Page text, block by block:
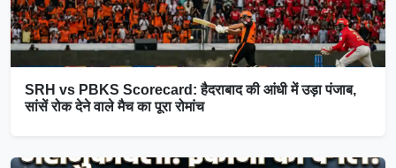
SRH vs PBKS Scorecard: हैदराबाद की आंधी में उड़ा पंजाब,
सांसें रोक देने वाले मैच का पूरा रोमांच